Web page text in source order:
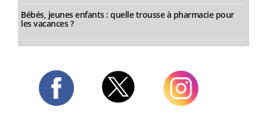
Bébés, jeunes enfants : quelle trousse à pharmacie pour
les vacances ?